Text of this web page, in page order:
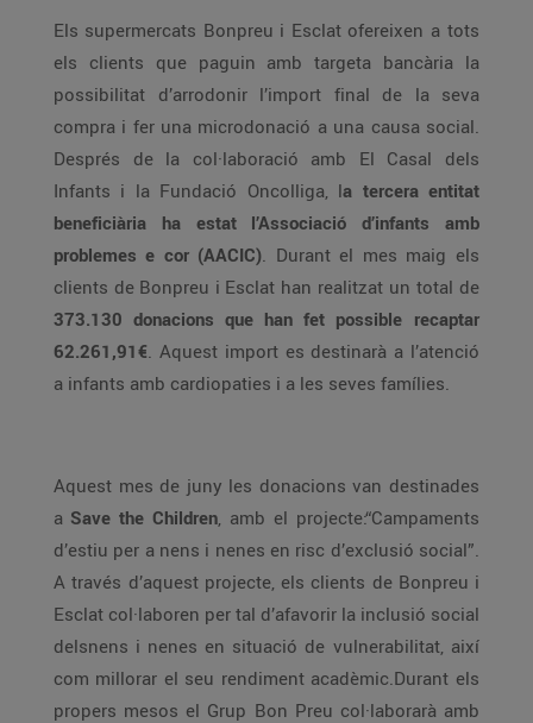
Els supermercats Bonpreu i Esclat ofereixen a tots
els clients que paguin amb targeta bancària la
possibilitat d’arrodonir l’import final de la seva
compra i fer una microdonació a una causa social.
Després de la col·laboració amb El Casal dels
Infants i la Fundació Oncolliga, la tercera entitat
beneficiària ha estat l’Associació d’infants amb
problemes e cor (AACIC). Durant el mes maig els
clients de Bonpreu i Esclat han realitzat un total de
373.130 donacions que han fet possible recaptar
62.261,91€. Aquest import es destinarà a l’atenció
a infants amb cardiopaties i a les seves famílies.
Aquest mes de juny les donacions van destinades
a Save the Children, amb el projecte:“Campaments
d’estiu per a nens i nenes en risc d’exclusió social”.
A través d’aquest projecte, els clients de Bonpreu i
Esclat col·laboren per tal d’afavorir la inclusió social
delsnens i nenes en situació de vulnerabilitat, així
com millorar el seu rendiment acadèmic.Durant els
propers mesos el Grup Bon Preu col·laborarà amb